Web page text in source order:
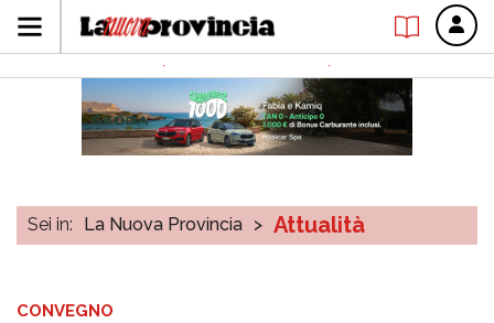
Sei in: La Nuova Provincia > Attualità
CONVEGNO